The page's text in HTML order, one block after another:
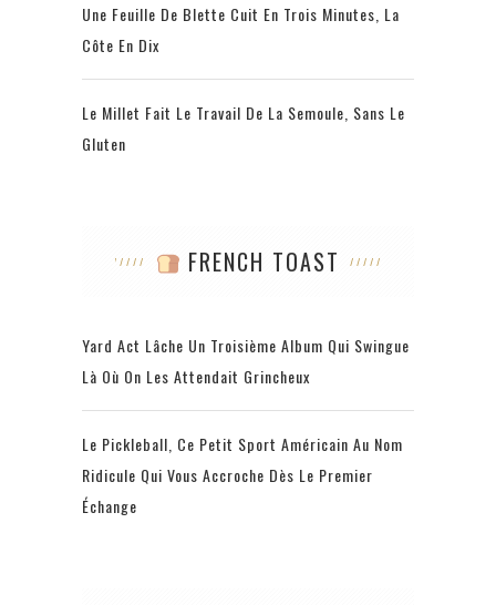
Une Feuille De Blette Cuit En Trois Minutes, La
Côte En Dix
Le Millet Fait Le Travail De La Semoule, Sans Le
Gluten
FRENCH TOAST
Yard Act Lâche Un Troisième Album Qui Swingue
Là Où On Les Attendait Grincheux
Le Pickleball, Ce Petit Sport Américain Au Nom
Ridicule Qui Vous Accroche Dès Le Premier
Échange